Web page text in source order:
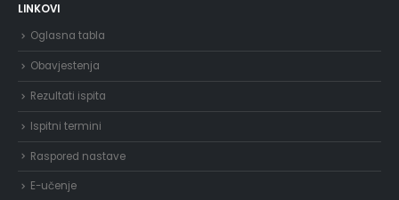
LINKOVI
Oglasna tabla
Obavjestenja
Rezultati ispita
Ispitni termini
Raspored nastave
E-učenje